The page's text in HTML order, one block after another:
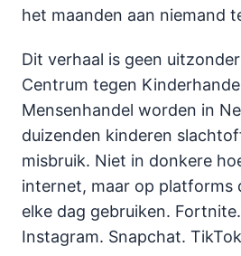
het maanden aan niemand
Dit verhaal is geen
Centrum tegen
Mensenhandel worden in
duizenden kinderen
misbruik. Niet in donkere
internet, maar op platforms
elke dag gebruiken.
Instagram. Snapchat.